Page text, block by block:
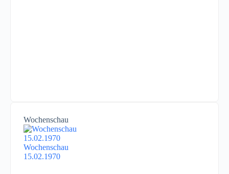
Wochenschau
Wochenschau
15.02.1970